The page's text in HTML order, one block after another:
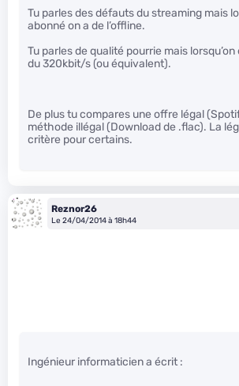
Tu parles des défauts du streaming mais
abonné on a de l’offline.
Tu parles de qualité pourrie mais
du 320kbit/s (ou équivalent).
De plus tu compares une offre légal
méthode illégal (Download de .flac). La
critère pour certains.
Reznor26
Le 24/04/2014 à 18h44
Ingénieur informaticien a écrit :